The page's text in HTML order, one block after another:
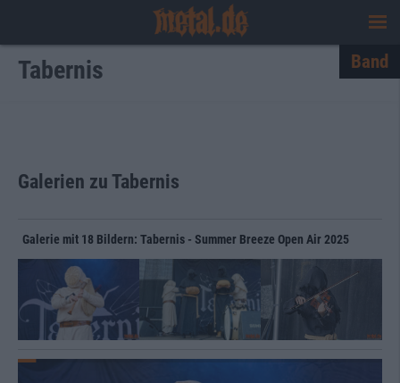
Tabernis Band
Galerien zu Tabernis
Galerie mit 18 Bildern: Tabernis - Summer Breeze Open Air 2025